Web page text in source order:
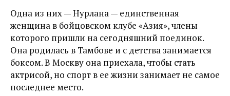
Одна из них — Нурлана — единственная
женщина в бойцовском клубе «Азия», члены
которого пришли на сегодняшний поединок.
Она родилась в Тамбове и с детства занимается
боксом. В Москву она приехала, чтобы стать
актрисой, но спорт в ее жизни занимает не самое
последнее место.